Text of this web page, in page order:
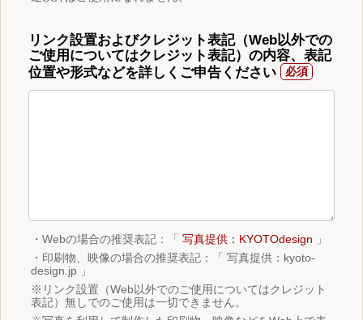
リンク設置およびクレジット表記（Web以外での
ご使用についてはクレジット表記）の内容、表記
位置や形式などを詳しくご申告ください
・Webの場合の推奨表記：「 写真提供：KYOTOdesign 」
・印刷物、映像の場合の推奨表記：「 写真提供：kyoto-
design.jp 」
※リンク設置（Web以外でのご使用についてはクレジット
表記）無しでのご使用は一切できません。